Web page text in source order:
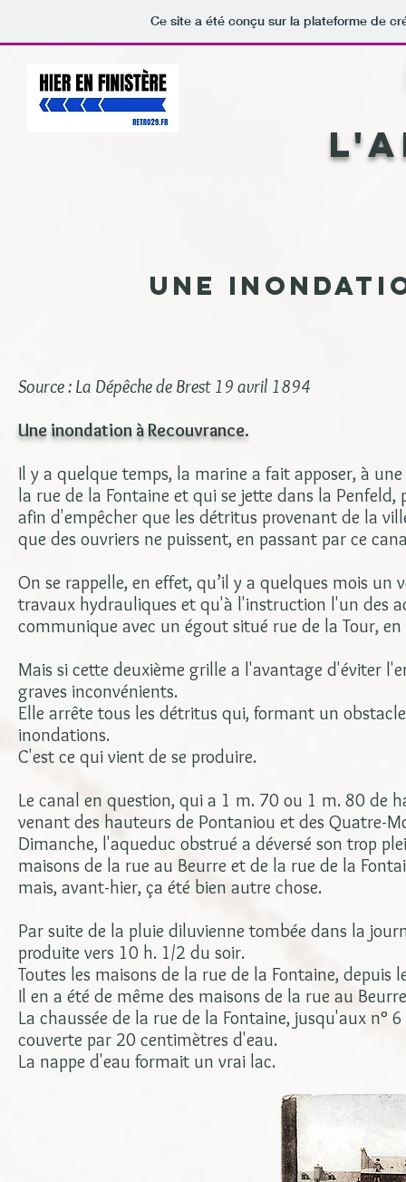
Ce site a été conçu sur la plateforme de
Une
Source : La Dépêche de Brest 19 avril 1894
Une inondation à Recouvrance.
Il y a quelque temps, la marine a fait apposer, à
la rue de la Fontaine et qui se jette dans la
afin d'empêcher que les détritus provenant de la
que des ouvriers ne puissent, en passant par ce
On se rappelle, en effet, qu’il y a quelques mois
travaux hydrauliques et qu'à l'instruction l'un des
communique avec un égout situé rue de la Tour,
Mais si cette deuxième grille a l'avantage d'éviter
graves inconvénients.
Elle arrête tous les détritus qui, formant un
inondations.
C'est ce qui vient de se produire.
Le canal en question, qui a 1 m. 70 ou 1 m. 80 de
venant des hauteurs de Pontaniou et des Quatre-
Dimanche, l'aqueduc obstrué a déversé son trop
maisons de la rue au Beurre et de la rue de la
mais, avant-hier, ça été bien autre chose.
Par suite de la pluie diluvienne tombée dans la
produite vers 10 h. 1/2 du soir.
Toutes les maisons de la rue de la Fontaine,
Il en a été de même des maisons de la rue au
La chaussée de la rue de la Fontaine, jusqu'aux
couverte par 20 centimètres d'eau.
La nappe d'eau formait un vrai lac.